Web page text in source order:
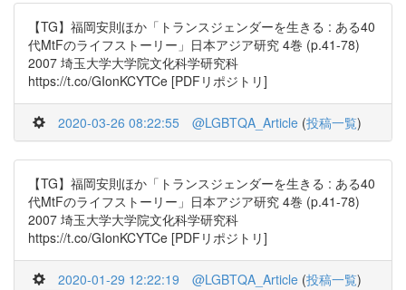
【TG】福岡安則ほか「トランスジェンダーを生きる : ある40
代MtFのライフストーリー」日本アジア研究 4巻 (p.41-78)
2007 埼玉大学大学院文化科学研究科
https://t.co/GIonKCYTCe [PDFリポジトリ]
2020-03-26 08:22:55 @LGBTQA_Article (投稿一覧)
【TG】福岡安則ほか「トランスジェンダーを生きる : ある40
代MtFのライフストーリー」日本アジア研究 4巻 (p.41-78)
2007 埼玉大学大学院文化科学研究科
https://t.co/GIonKCYTCe [PDFリポジトリ]
2020-01-29 12:22:19 @LGBTQA_Article (投稿一覧)